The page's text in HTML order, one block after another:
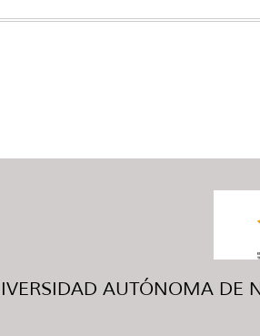
AUTÓNOMA DE